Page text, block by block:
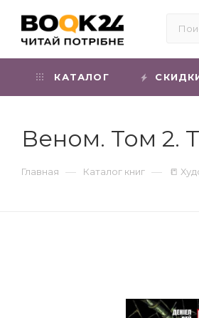
КАТАЛОГ
Веном. Том 2.
Главная — Каталог книг — 📒